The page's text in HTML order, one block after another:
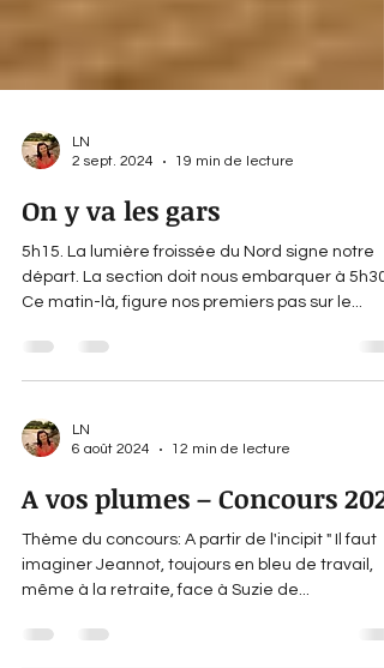
LN
2 sept. 2024
19 min de lecture
On y va les gars
départ. La section doit nous embarquer à 5h30.
LN
6 août 2024
12 min de lecture
A vos plumes – Concours 2024
imaginer Jeannot, toujours en bleu de travail,